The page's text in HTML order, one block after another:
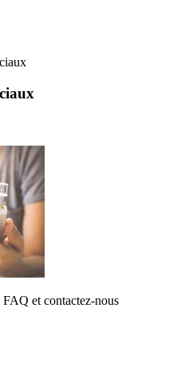
et contactez-nous